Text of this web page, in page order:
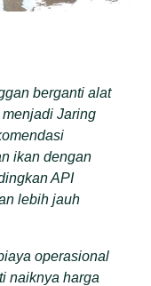
berganti alat
Jaring
ikan dengan
API
lebih jauh
operasional
naiknya harga